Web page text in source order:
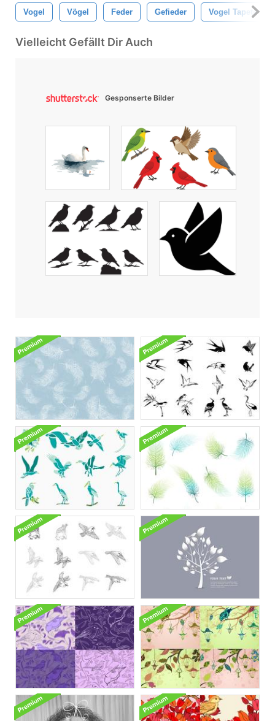
Vogel Vögel Feder Gefieder Vogel Tapete
Vielleicht Gefällt Dir Auch
Gesponserte Bilder